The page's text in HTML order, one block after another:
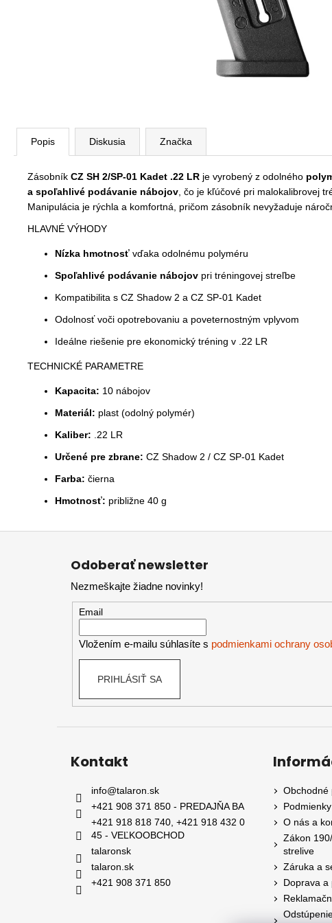
Popis Diskusia Značka
Zásobník CZ SH 2/SP-01 Kadet .22 LR je vyrobený z odolného
a spoľahlivé podávanie nábojov , čo je kľúčové pri malokalibrovej
Manipulácia je rýchla a komfortná, pričom zásobník nevyžaduje
HLAVNÉ VÝHODY
Nízka hmotnosť vďaka odolnému polyméru
Spoľahlivé podávanie nábojov pri tréningovej streľbe
Kompatibilita s CZ Shadow 2 a CZ SP-01 Kadet
Odolnosť voči opotrebovaniu a poveternostným vplyvom
Ideálne riešenie pre ekonomický tréning v .22 LR
TECHNICKÉ PARAMETRE
Kapacita: 10 nábojov
Materiál: plast (odolný polymér)
Kaliber: .22 LR
Určené pre zbrane: CZ Shadow 2 / CZ SP-01 Kadet
Farba: čierna
Hmotnosť: približne 40 g
Z
Odoberať newsletter
Nezmeškajte žiadne novinky!
Email
Vložením e-mailu súhlasíte s podmienkami ochrany
PRIHLÁSIŤ SA
Kontakt
info@talaron.sk
+421 908 371 850 - PREDAJŇA BA
+421 918 818 740, +421 918 432 0
45 - VEĽKOOBCHOD
talaronsk
talaron.sk
+421 908 371 850
Obchodné
O nás a
Zákon
strelive
Záruka a
Doprava a